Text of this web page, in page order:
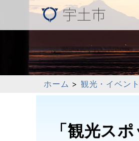
ホーム > 観光・イベント
「観光ス